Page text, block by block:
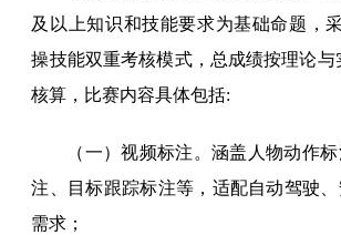
及以上知识和技能要求为基础命题，
操技能双重考核模式，总成绩按理论与
核算，比赛内容具体包括:
（一）视频标注。涵盖人物动作
注、目标跟踪标注等，适配自动驾驶
需求；